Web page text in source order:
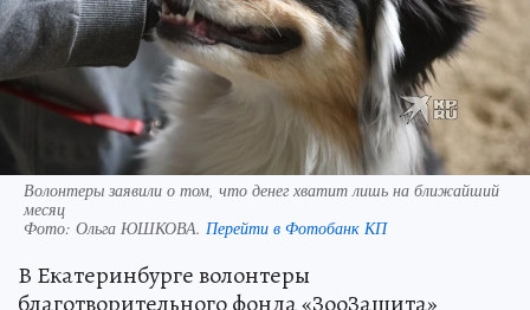
Волонтеры заявили о том, что денег хватит лишь на ближайший
месяц
Фото: Ольга ЮШКОВА. Перейти в Фотобанк КП
В Екатеринбурге волонтеры
благотворительного фонда «ЗооЗащита»